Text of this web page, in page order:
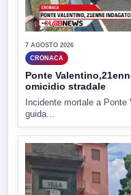
7 AGOSTO 2026
CRONACA
Ponte
omicidio stradale
Incidente mortale a
guida...